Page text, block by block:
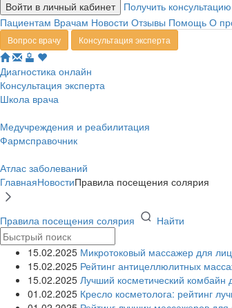
Войти в личный кабинет
Получить консультацию
Пациентам Врачам Новости Отзывы Помощь О
Вопрос врачу Консультация эксперта
Диагностика онлайн
Консультация эксперта
Школа врача
Медучреждения и реабилитация
Фармсправочник
Атлас заболеваний
ГлавнаяНовостиПравила посещения солярия
Правила посещения солярия Найти
15.02.2025 Микротоковый массажер для
15.02.2025 Рейтинг антицеллюлитных
15.02.2025 Лучший косметический комбайн
01.02.2025 Кресло косметолога: рейтинг